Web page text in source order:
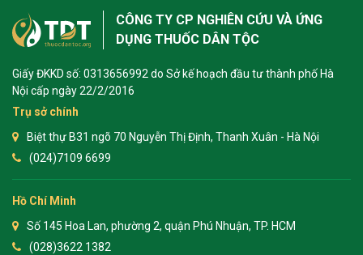
CÔNG TY CP NGHIÊN CỨU VÀ ỨNG
DỤNG THUỐC DÂN TỘC
Giấy ĐKKD số: 0313656992 do Sở kế hoạch đầu tư thành phố Hà
Nội cấp ngày 22/2/2016
Trụ sở chính
Biệt thự B31 ngõ 70 Nguyễn Thị Định, Thanh Xuân - Hà Nội
(024)7109 6699
Hồ Chí Minh
Số 145 Hoa Lan, phường 2, quận Phú Nhuận, TP. HCM
(028)3622 1382